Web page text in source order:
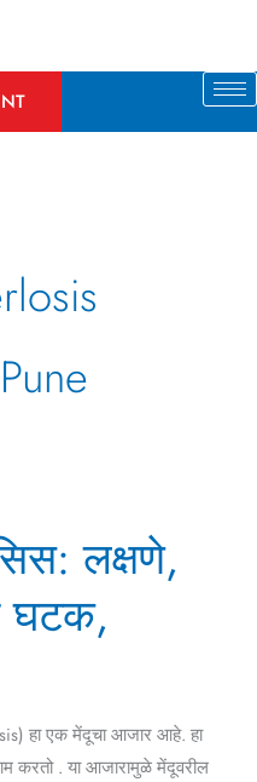
लक्षणे,
घटक,
हा एक मेंदूचा आजार आहे. हा
करतो . या आजारामुळे मेंदूवरील